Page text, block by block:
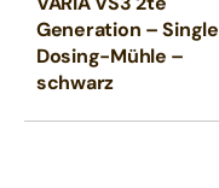
Generation – Single
Dosing-Mühle –
schwarz